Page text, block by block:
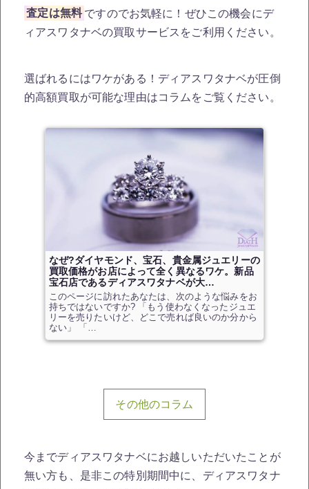
査定は無料 ですのでお気軽に！ぜひこの機会にデ
ィアスワタナベの買取サービスをご利用ください。
選ばれるにはワケがある！ディアスワタナベが圧倒
的高額買取が可能な理由はコラムをご覧ください。
なぜ?ダイヤモンド、宝石、貴金属ジュエリーの
買取価格がお店によって全く異なるワケ。新品
宝石店であるディアスワタナベが大…
このページに訪れたあなたは、次のような悩みをお
持ちではないですか? 「もう使わなくなったジュエ
リーを売りたいけど、どこで売れば良いのか分から
ない」 「…
その他のコラム
今までディアスワタナベにお越しいただいたことが
無い方も、是非この特別期間中に、ディアスワタナ